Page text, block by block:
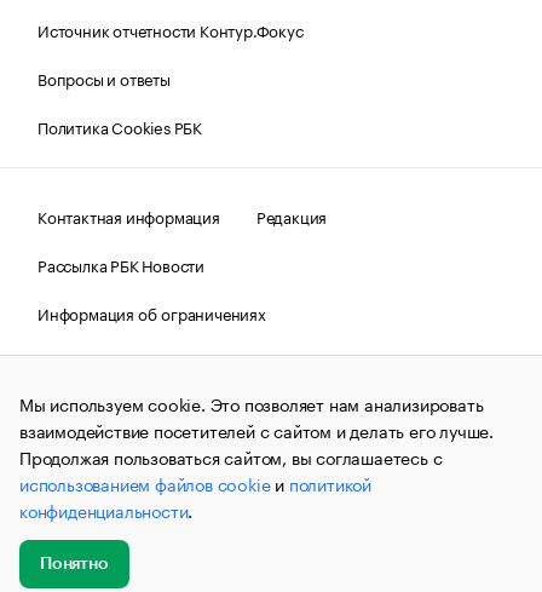
Источник отчетности Контур.Фокус
Вопросы и ответы
Политика Cookies РБК
Контактная информация
Редакция
Рассылка РБК Новости
Информация об ограничениях
Правовая информация
О соблюдении авторских прав
© АО «РОСБИЗНЕСКОНСАЛТИНГ»,1995–2026.Сообщения
и материалы информационного агентства «РБК»
(зарегистрировано Федеральной службой по надзору в сфере
связи, информационных технологий и массовых
коммуникаций (Роскомнадзор) 09.12.2015 за номером ИА
№ФС77-63848) сопровождаются пометкой «РБК». Отдельные
публикации могут содержать информацию,
не предназначенную для пользователей
до 18 лет.
Мы используем cookie. Это позволяет нам анализировать
взаимодействие посетителей с сайтом и делать его лучше.
Продолжая пользоваться сайтом, вы соглашаетесь с
использованием файлов cookieи политикой
конфиденциальности.
Понятно